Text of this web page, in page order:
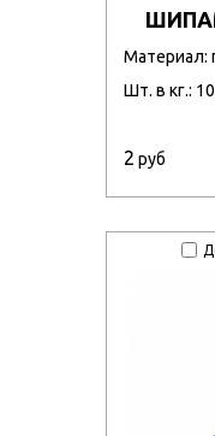
Материал:
Шт. в кг.:
2 руб